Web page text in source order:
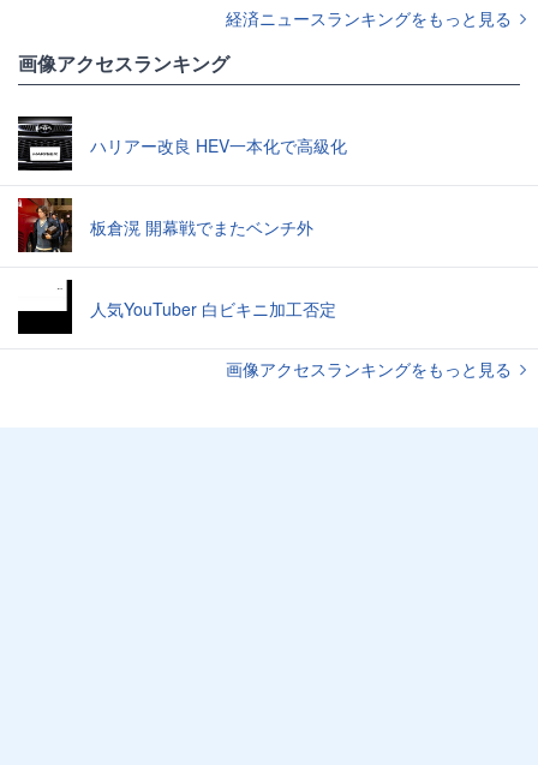
経済ニュースランキングをもっと見る
画像アクセスランキング
ハリアー改良 HEV一本化で高級化
板倉滉 開幕戦でまたベンチ外
人気YouTuber 白ビキニ加工否定
画像アクセスランキングをもっと見る